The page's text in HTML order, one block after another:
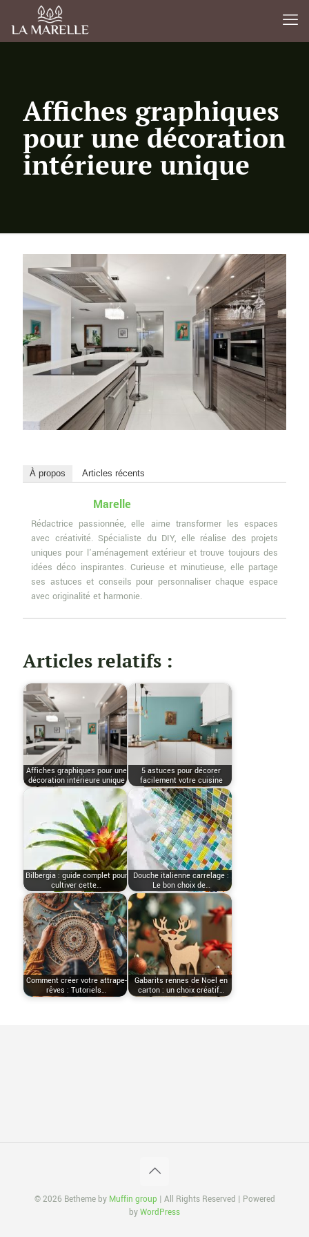
Affiches graphiques
pour une décoration
intérieure unique
À propos Articles récents
Marelle
Rédactrice passionnée, elle aime transformer les espaces
avec créativité. Spécialiste du DIY, elle réalise des projets
uniques pour l'aménagement extérieur et trouve toujours des
idées déco inspirantes. Curieuse et minutieuse, elle partage
ses astuces et conseils pour personnaliser chaque espace
avec originalité et harmonie.
Articles relatifs :
Affiches graphiques pour une
décoration intérieure unique
5 astuces pour décorer
facilement votre cuisine
Bilbergia : guide complet pour
cultiver cette…
Douche italienne carrelage :
Le bon choix de…
Comment créer votre attrape-
rêves : Tutoriels…
Gabarits rennes de Noël en
carton : un choix créatif…
© 2026 Betheme by Muffin group | All Rights Reserved | Powered
byWordPress